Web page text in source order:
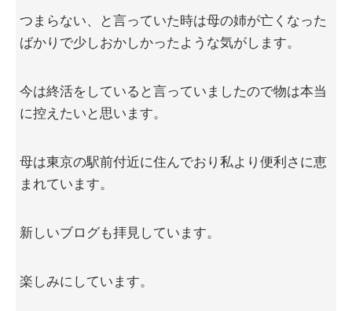
つまらない、と言っていた時は母の姉が亡くなった
ばかりで少しおかしかったような気がします。
今は終活をしていると言っていましたので物は本当
に控えたいと思います。
母は東京の駅前付近に住んでおり私より便利さに恵
まれています。
新しいブログも拝見しています。
楽しみにしています。